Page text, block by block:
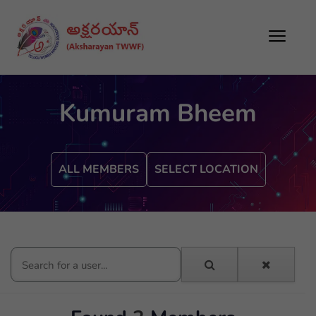
Kumuram Bheem
ALL MEMBERS SELECT LOCATION